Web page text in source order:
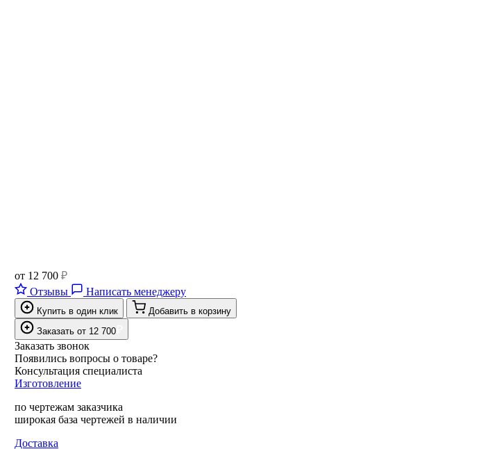
от 12 700 ₽
Отзывы
Написать менеджеру
Купить в один клик
Добавить в корзину
Заказать от 12 700
Заказать звонок
Появились вопросы о товаре?
Консультация специалиста
Изготовление
по чертежам заказчика
широкая база чертежей в наличии
Доставка